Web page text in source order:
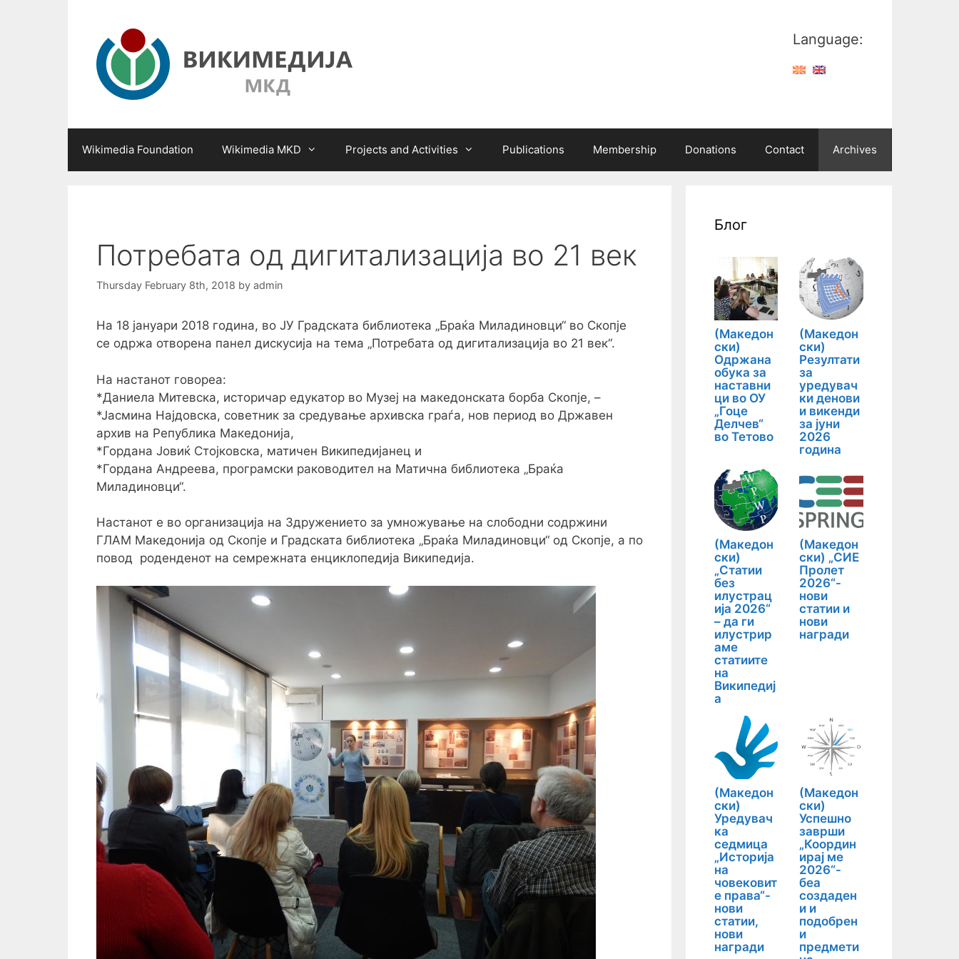
Language:
Wikimedia Foundation Wikimedia MKD Projects and Activities Publications Membership Donations Contact Archives
Потребата од дигитализација во 21 век
Thursday February 8th, 2018 by admin
На 18 јануари 2018 година, во ЈУ Градската библиотека „Браќа Миладиновци“ во Скопје
се одржa отворена панел дискусија на тема „Потребата од дигитализација во 21 век“.
На настанот говорea:
*Даниела Митевска, историчар едукатор во Музеј на македонската борба Скопје, –
*Јасмина Најдовска, советник за средување архивска граѓа, нов период во Државен
архив на Република Македонија,
*Гордана Јовиќ Стојковска, матичен Википедијанец и
*Гордана Андреева, програмски раководител на Матична библиотека „Браќа
Миладиновци“.
Настанот е во организација на Здружението за умножување на слободни содржини
ГЛАМ Македонија од Скопје и Градската библиотека „Браќа Миладиновци“ од Скопје, а по
повод роденденот на семрежната енциклопедија Википедија.
Блог
(Македон
ски)
Одржана
обука за
наставни
ци во ОУ
„Гоце
Делчев“
во Тетово
(Македон
ски)
Резултати
за
уредувач
ки денови
и викенди
за јуни
2026
година
(Македон
ски)
„Статии
без
илустрац
ија 2026“
– да ги
илустрир
аме
статиите
на
Википедиј
а
(Македон
ски) „СИЕ
Пролет
2026“-
нови
статии и
нови
награди
(Македон
ски)
Уредувач
ка
седмица
„Историја
на
човековит
е права“-
нови
статии,
нови
награди
(Македон
ски)
Успешно
заврши
„Координ
ирај ме
2026“-
беа
создаден
и и
подобрен
и
предмети